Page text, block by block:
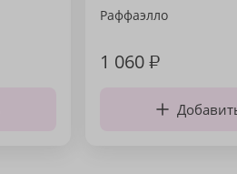
Раффаэлло
1 060₽